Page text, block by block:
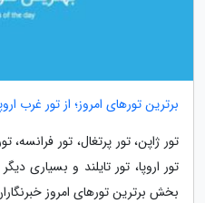
برترین تورهای امروز؛ از تور غرب
تور ژاپن، تور پرتغال، تور فرانسه،
تور اروپا، تور تایلند و بسیاری
بخش برترین تورهای امروز